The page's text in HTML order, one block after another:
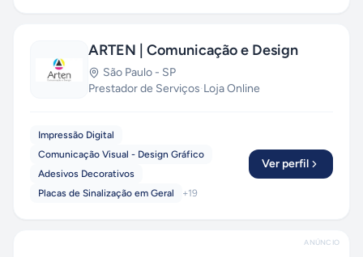
ARTEN | Comunicação e Design
São Paulo - SP
Prestador de Serviços·Loja Online
Impressão Digital
Comunicação Visual - Design Gráfico
Adesivos Decorativos
Placas de Sinalização em Geral
+19
Ver perfil
ANÚNCIO